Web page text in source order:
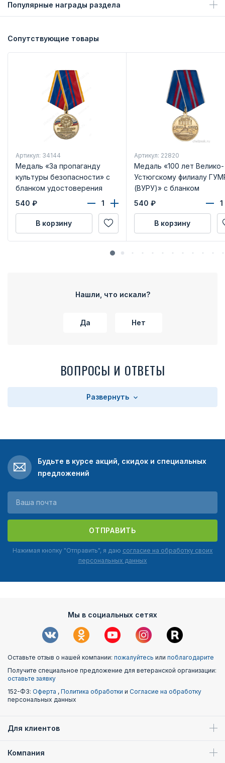
Популярные награды раздела
Сопутствующие товары
Артикул: 34144
Медаль «За пропаганду
культуры безопасности» с
бланком удостоверения
540 ₽
В корзину
Артикул: 22820
Медаль «100 лет Велико-
Устюгскому филиалу
(ВУРУ)» с бланком
удостоверения
540 ₽
В корзину
Нашли, что искали?
Да Нет
ВОПРОСЫ И ОТВЕТЫ
Развернуть
Будьте в курсе акций, скидок и специальных
предложений
ОТПРАВИТЬ
Нажимая кнопку "Отправить", я даю согласие на обработку своих
персональных данных
Мы в социальных сетях
Оставьте отзыв о нашей компании: пожалуйтесь или поблагодарите
Получите специальное предложение для ветеранской организации:
оставьте заявку
152-ФЗ: Оферта , Политика обработки и Согласие на обработку
персональных данных
Для клиентов
Компания